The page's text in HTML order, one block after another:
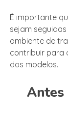
É importante
sejam
ambiente de
contribuir para
dos modelos.
Antes